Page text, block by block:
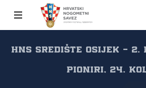
HNS Središte Osijek - 2.
pioniri, 24.